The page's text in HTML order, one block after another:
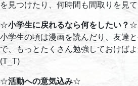
を見つけたり、何時間も間取りを見
☆小学生に戻れるなら何をしたい？ ☆
小学生の頃は漫画を読んだり、友達
で、もっとたくさん勉強しておけば
(T_T)
☆活動への意気込み☆